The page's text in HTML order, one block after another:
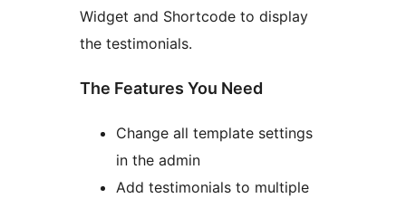
Widget and Shortcode to display
the testimonials.
The Features You Need
Change all template settings
in the admin
Add testimonials to multiple